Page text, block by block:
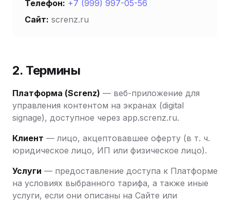
Телефон: +7 (999) 997-05-56
Сайт: screnz.ru
2. Термины
Платформа (Screnz) — веб-приложение для
управления контентом на экранах (digital
signage), доступное через app.screnz.ru.
Клиент — лицо, акцептовавшее оферту (в т. ч.
юридическое лицо, ИП или физическое лицо).
Услуги — предоставление доступа к Платформе
на условиях выбранного тарифа, а также иные
услуги, если они описаны на Сайте или